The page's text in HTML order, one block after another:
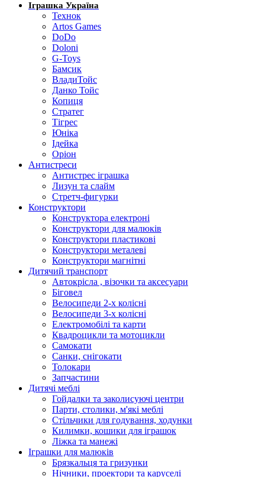
Іграшка Україна
Технок
Artos Games
DoDo
Doloni
G-Toys
Бамсик
ВладиТойс
Данко Тойс
Копиця
Стратег
Тігрес
Юніка
Ідейка
Оріон
Антистреси
Антистрес іграшка
Лизун та слайм
Стретч-фигурки
Конструктори
Конструктора електроні
Конструктори для малюків
Конструктори пластикові
Конструктори металеві
Конструктори магнітні
Дитячий транспорт
Автокрісла , візочки та аксесуари
Біговел
Велосипеди 2-х колісні
Велосипеди 3-х колісні
Електромобілі та карти
Квадроцикли та мотоцикли
Самокати
Санки, снігокати
Толокари
Запчастини
Дитячі меблі
Гойдалки та заколисуючі центри
Парти, столики, м'які меблі
Стільчики для годування, ходунки
Килимки, кошики для іграшок
Ліжка та манежі
Іграшки для малюків
Брязкальця та гризунки
Нічники, проектори та каруселі